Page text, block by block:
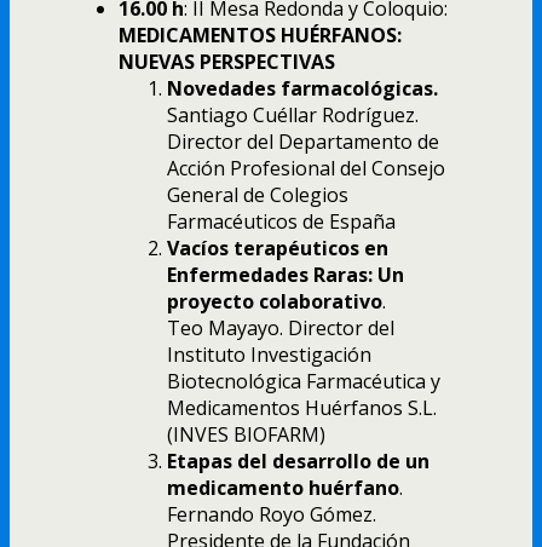
16.00 h: II Mesa Redonda y Coloquio:
MEDICAMENTOS HUÉRFANOS:
NUEVAS PERSPECTIVAS
Novedades farmacológicas.
Santiago Cuéllar Rodríguez.
Director del Departamento de
Acción Profesional del Consejo
General de Colegios
Farmacéuticos de España
Vacíos terapéuticos en
Enfermedades Raras: Un
proyecto colaborativo.
Teo Mayayo. Director del
Instituto Investigación
Biotecnológica Farmacéutica y
Medicamentos Huérfanos S.L.
(INVES BIOFARM)
Etapas del desarrollo de un
medicamento huérfano.
Fernando Royo Gómez.
Presidente de la Fundación